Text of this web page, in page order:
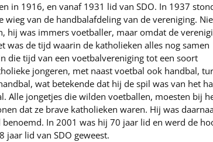
in 1916, en vanaf 1931 lid van SDO. In 1937
wieg van de handbalafdeling van de vereniging.
hij was immers voetballer, maar omdat de
was de tijd waarin de katholieken alles nog samen
die tijd van een voetbalvereniging tot een soort
jongeren, met naast voetbal ook handbal,
wat betekende dat hij de spil was van het
Alle jongetjes die wilden voetballen, moesten bij
dat ze brave katholieken waren. Hij was
In 2001 was hij 70 jaar lid en werd de
jaar lid van SDO geweest.